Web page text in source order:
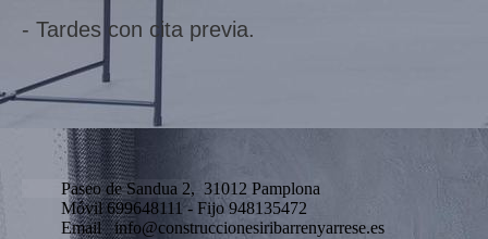
- Tardes con cita previa.
Paseo de Sandua 2, 31012 Pamplona
Móvil 699648111 - Fijo 948135472
Email info@construccionesiribarrenyarrese.es